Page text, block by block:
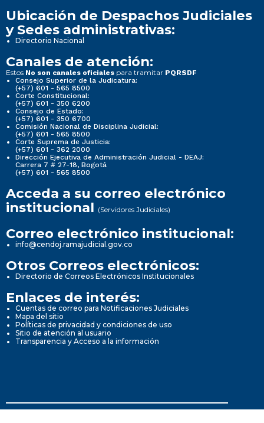
Ubicación de Despachos Judiciales
y Sedes administrativas:
Directorio Nacional
Canales de atención:
Estos No son canales oficiales para tramitar PQRSDF
Consejo Superior de la Judicatura:
(+57) 601 - 565 8500
Corte Constitucional:
(+57) 601 - 350 6200
Consejo de Estado:
(+57) 601 - 350 6700
Comisión Nacional de Disciplina Judicial:
(+57) 601 - 565 8500
Corte Suprema de Justicia:
(+57) 601 - 362 2000
Dirección Ejecutiva de Administración Judicial - DEAJ:
Carrera 7 # 27-18, Bogotá
(+57) 601 - 565 8500
Acceda a su correo electrónico
institucional (Servidores Judiciales)
Correo electrónico institucional:
info@cendoj.ramajudicial.gov.co
Otros Correos electrónicos:
Directorio de Correos Electrónicos Institucionales
Enlaces de interés:
Cuentas de correo para Notificaciones Judiciales
Mapa del sitio
Políticas de privacidad y condiciones de uso
Sitio de atención al usuario
Transparencia y Acceso a la información